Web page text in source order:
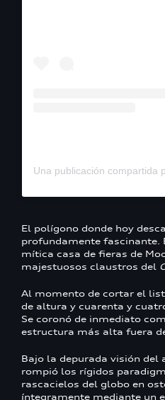
Una publicación compartida
El polígono donde hoy
profundamente fascinante.
mítica casa de fieras de
majestuosos claustros del
Al momento de cortar el
de altura y cuarenta y
Se coronó de inmediato
estructura más alta fuera
Bajo la depurada visión del
rompió los rígidos
rascacielos del globo en
íntegramente mediante un